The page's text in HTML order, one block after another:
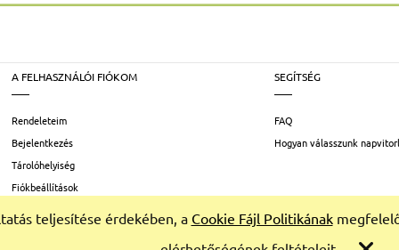
teljesítése érdekében, a Cookie Fájl Politikának
A FELHASZNÁLÓI FIÓKOM
Rendeleteim
Bejelentkezés
Tárolóhelyiség
Fiókbeállítások
SEGÍTSÉG
FAQ
Hogyan válasszunk